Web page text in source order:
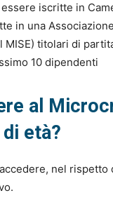
iscritte in
in una
MISE) titolari di
10 dipendenti
al
età?
nel rispetto